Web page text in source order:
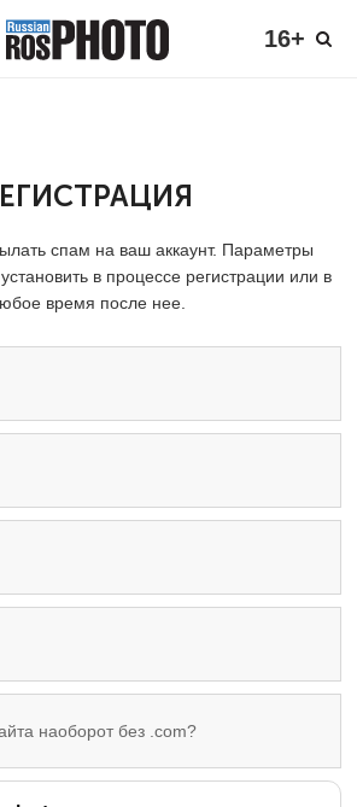
16+
спам на ваш аккаунт. Параметры
в процессе регистрации или в
время после нее.